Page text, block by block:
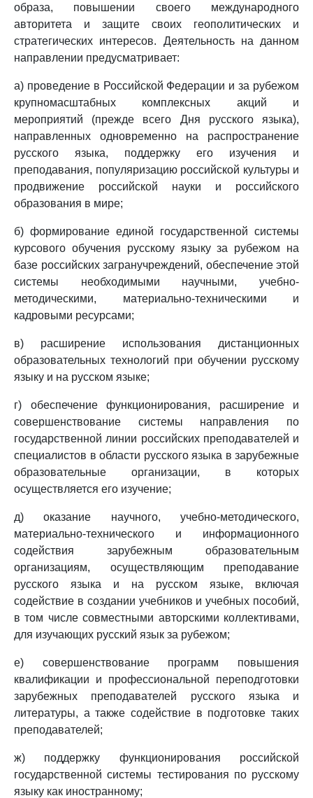
образа, повышении своего международного
авторитета и защите своих геополитических и
стратегических интересов. Деятельность на данном
направлении предусматривает:
а) проведение в Российской Федерации и за рубежом
крупномасштабных комплексных акций и
мероприятий (прежде всего Дня русского языка),
направленных одновременно на распространение
русского языка, поддержку его изучения и
преподавания, популяризацию российской культуры и
продвижение российской науки и российского
образования в мире;
б) формирование единой государственной системы
курсового обучения русскому языку за рубежом на
базе российских загранучреждений, обеспечение этой
системы необходимыми научными, учебно-
методическими, материально-техническими и
кадровыми ресурсами;
в) расширение использования дистанционных
образовательных технологий при обучении русскому
языку и на русском языке;
г) обеспечение функционирования, расширение и
совершенствование системы направления по
государственной линии российских преподавателей и
специалистов в области русского языка в зарубежные
образовательные организации, в которых
осуществляется его изучение;
д) оказание научного, учебно-методического,
материально-технического и информационного
содействия зарубежным образовательным
организациям, осуществляющим преподавание
русского языка и на русском языке, включая
содействие в создании учебников и учебных пособий,
в том числе совместными авторскими коллективами,
для изучающих русский язык за рубежом;
е) совершенствование программ повышения
квалификации и профессиональной переподготовки
зарубежных преподавателей русского языка и
литературы, а также содействие в подготовке таких
преподавателей;
ж) поддержку функционирования российской
государственной системы тестирования по русскому
языку как иностранному;